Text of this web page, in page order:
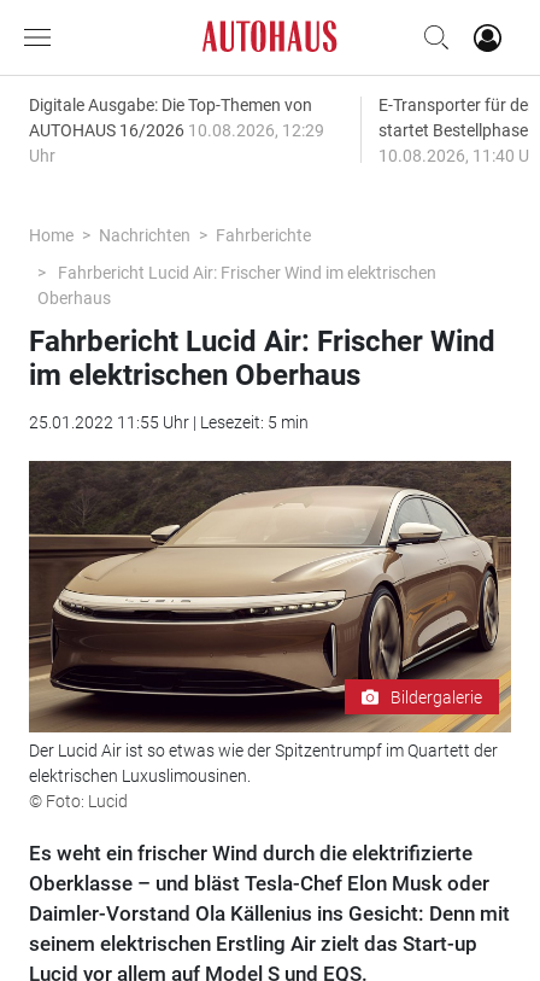
Digitale Ausgabe: Die Top-Themen von
AUTOHAUS 16/2026 10.08.2026, 12:29
Uhr
E-Transporter für
startet Bestellphase
10.08.2026, 11:40
Home Nachrichten
Fahrberichte
Fahrbericht Lucid Air: Frischer Wind im elektrischen
Oberhaus
Fahrbericht Lucid Air: Frischer Wind
im elektrischen Oberhaus
25.01.2022 11:55 Uhr | Lesezeit: 5 min
Bildergalerie
Der Lucid Air ist so etwas wie der Spitzentrumpf im Quartett der
elektrischen Luxuslimousinen.
© Foto: Lucid
Es weht ein frischer Wind durch die elektrifizierte
Oberklasse – und bläst Tesla-Chef Elon Musk oder
Daimler-Vorstand Ola Källenius ins Gesicht: Denn mit
seinem elektrischen Erstling Air zielt das Start-up
Lucid vor allem auf Model S und EQS.